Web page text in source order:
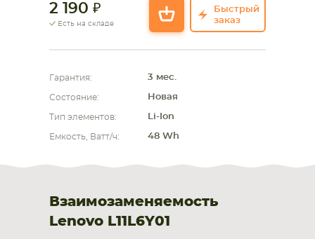
2 190
Есть на складе
Быстрый
заказ
Гарантия: 3 мес.
Состояние: Новая
Тип элементов: Li-Ion
Емкость, Ватт/ч: 48 Wh
Взаимозаменяемость
Lenovo L11L6Y01